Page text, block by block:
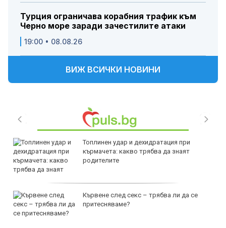
Турция ограничава корабния трафик към
Черно море заради зачестилите атаки
19:00 • 08.08.26
ВИЖ ВСИЧКИ НОВИНИ
Топлинен удар и дехидратация при
кърмачета: какво трябва да знаят
родителите
Кървене след секс – трябва ли да се
притесняваме?